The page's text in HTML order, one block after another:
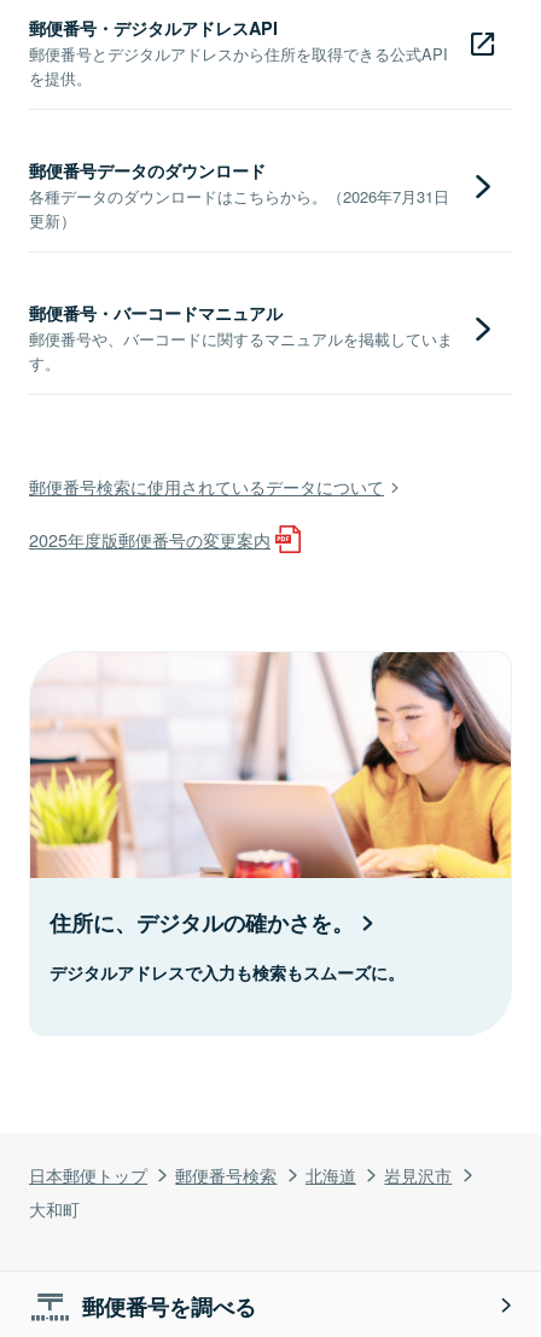
日本郵便トップ 郵便番号検索 北海道
岩見沢市
大和町
郵便番号・デジタルアドレスAPI
郵便番号とデジタルアドレスから住所を取得できる公式API
を提供。
郵便番号データのダウンロード
各種データのダウンロードはこちらから。（2026年7月31日
更新）
郵便番号・バーコードマニュアル
郵便番号や、バーコードに関するマニュアルを掲載していま
す。
郵便番号検索に使用されているデータについて
2025年度版郵便番号の変更案内
住所に、デジタルの確かさを。
デジタルアドレスで入力も検索もスムーズに。
郵便番号を調べる